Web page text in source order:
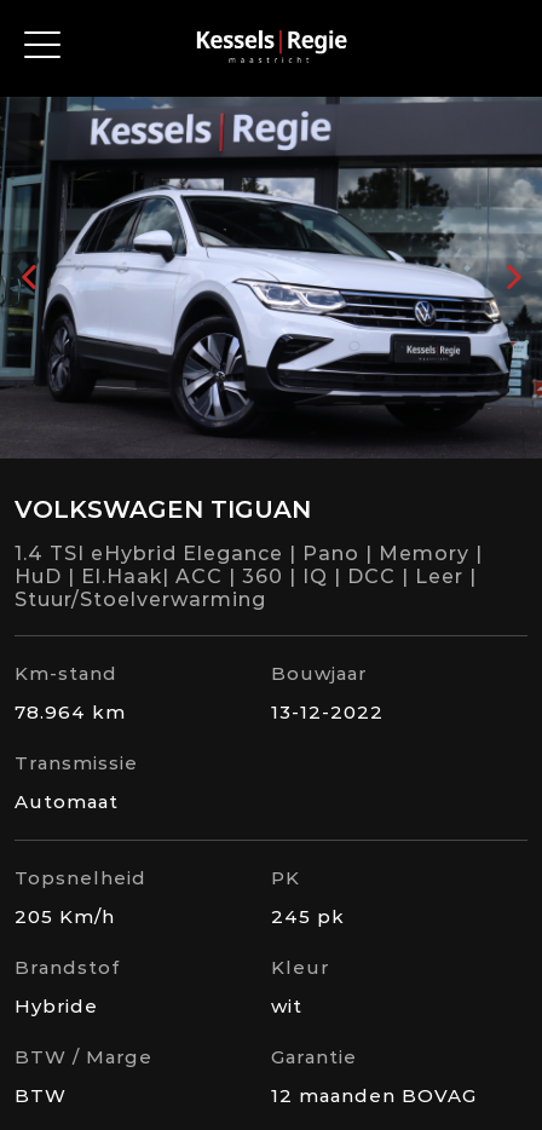
VOLKSWAGEN TIGUAN
1.4 TSI eHybrid Elegance | Pano | Memory |
HuD | El.Haak| ACC | 360 | IQ | DCC | Leer |
Stuur/Stoelverwarming
Km-stand
78.964 km
Bouwjaar
13-12-2022
Transmissie
Automaat
Topsnelheid
205 Km/h
PK
245 pk
Brandstof
Hybride
Kleur
wit
BTW / Marge
BTW
Garantie
12 maanden BOVAG